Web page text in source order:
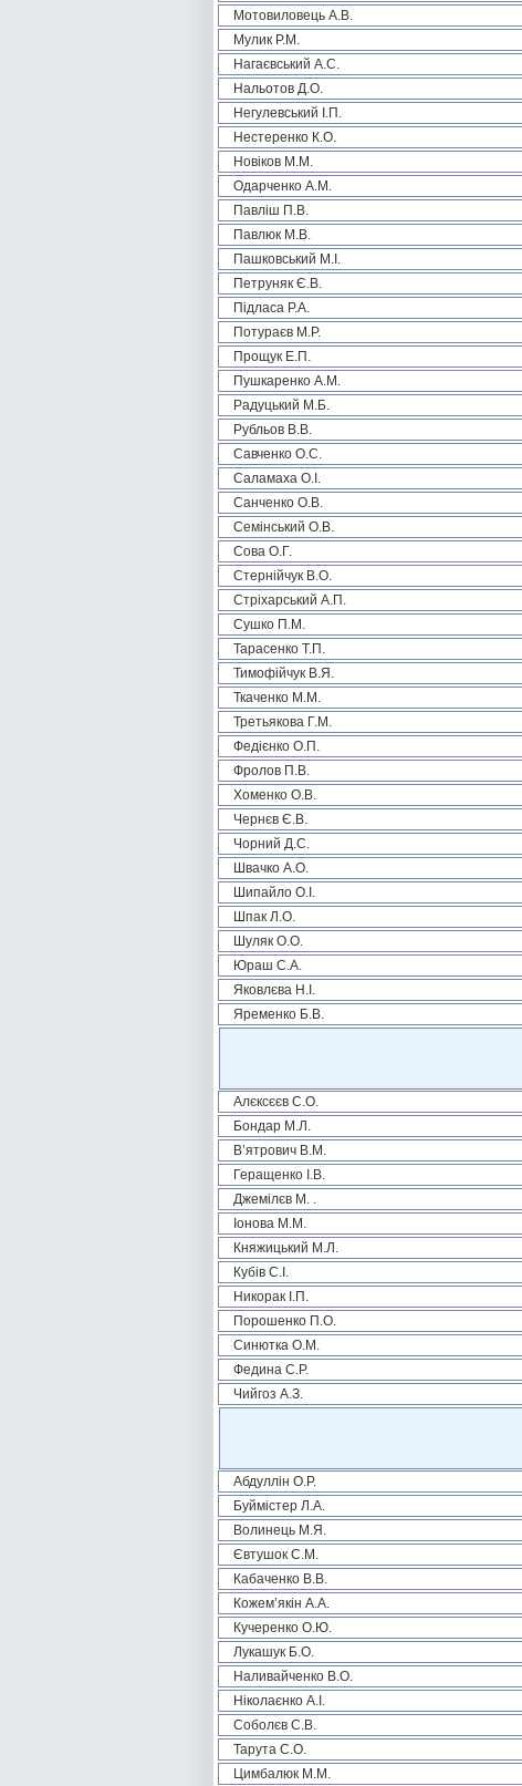
Мотовиловець А.В.
Мулик Р.М.
Нагаєвський А.С.
Нальотов Д.О.
Негулевський І.П.
Нестеренко К.О.
Новіков М.М.
Одарченко А.М.
Павліш П.В.
Павлюк М.В.
Пашковський М.І.
Петруняк Є.В.
Підласа Р.А.
Потураєв М.Р.
Прощук Е.П.
Пушкаренко А.М.
Радуцький М.Б.
Рубльов В.В.
Савченко О.С.
Саламаха О.І.
Санченко О.В.
Семінський О.В.
Сова О.Г.
Стернійчук В.О.
Стріхарський А.П.
Сушко П.М.
Тарасенко Т.П.
Тимофійчук В.Я.
Ткаченко М.М.
Третьякова Г.М.
Федієнко О.П.
Фролов П.В.
Хоменко О.В.
Чернєв Є.В.
Чорний Д.С.
Швачко А.О.
Шипайло О.І.
Шпак Л.О.
Шуляк О.О.
Юраш С.А.
Яковлєва Н.І.
Яременко Б.В.
Алєксєєв С.О.
Бондар М.Л.
В’ятрович В.М.
Геращенко І.В.
Джемілєв М. .
Іонова М.М.
Княжицький М.Л.
Кубів С.І.
Никорак І.П.
Порошенко П.О.
Синютка О.М.
Федина С.Р.
Чийгоз А.З.
Абдуллін О.Р.
Буймістер Л.А.
Волинець М.Я.
Євтушок С.М.
Кабаченко В.В.
Кожем’якін А.А.
Кучеренко О.Ю.
Лукашук Б.О.
Наливайченко В.О.
Ніколаєнко А.І.
Соболєв С.В.
Тарута С.О.
Цимбалюк М.М.